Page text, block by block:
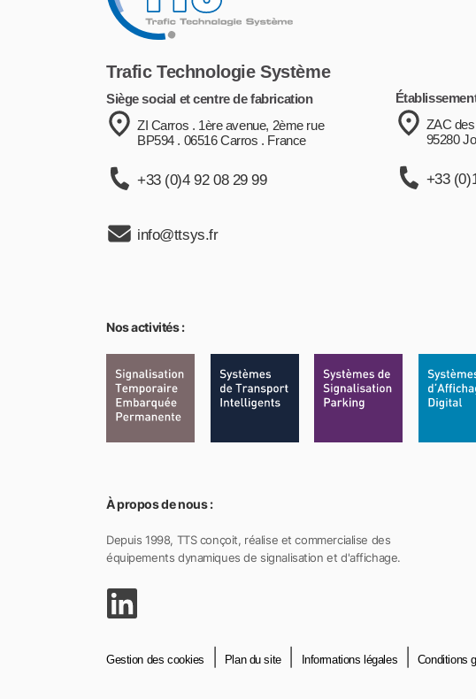
Trafic Technologie Système
Siège social et centre de fabrication
ZI Carros . 1ère avenue, 2ème rue
BP594 . 06516 Carros . France
+33 (0)4 92 08 29 99
info@ttsys.fr
ZAC
95280
+33
Nos activités :
À propos de nous :
Depuis 1998, TTS conçoit, réalise et commercialise des
équipements dynamiques de signalisation et d'affichage.
Gestion des cookies Plan du site Informations légales Conditions